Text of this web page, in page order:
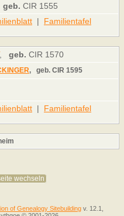
geb. CIR 1555
| Familientafel
, geb. CIR 1570
, geb. CIR 1595
| Familientafel
wechseln
of Genealogy Sitebuilding v. 12.1,